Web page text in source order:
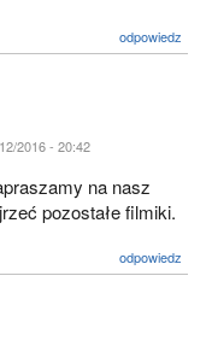
odpowiedz
2016 - 20:42
na nasz
pozostałe filmiki.
odpowiedz